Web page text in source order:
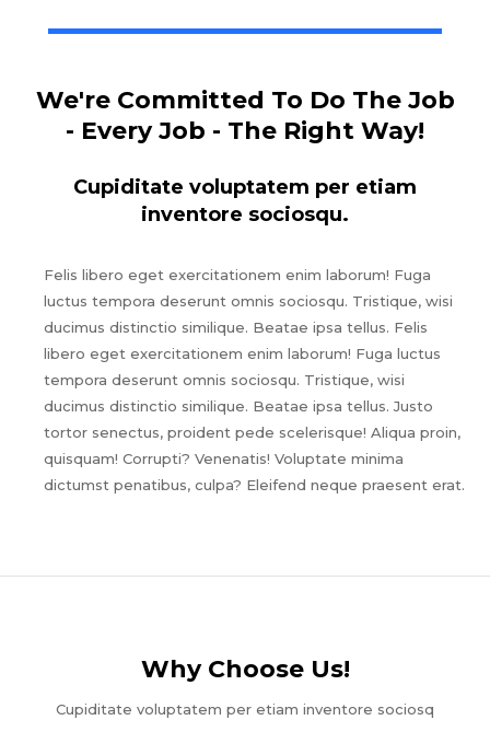
We're Committed To Do The Job
- Every Job - The Right Way!
Cupiditate voluptatem per etiam
inventore sociosqu.
Felis libero eget exercitationem enim laborum! Fuga
luctus tempora deserunt omnis sociosqu. Tristique, wisi
ducimus distinctio similique. Beatae ipsa tellus. Felis
libero eget exercitationem enim laborum! Fuga luctus
tempora deserunt omnis sociosqu. Tristique, wisi
ducimus distinctio similique. Beatae ipsa tellus. Justo
tortor senectus, proident pede scelerisque! Aliqua proin,
quisquam! Corrupti? Venenatis! Voluptate minima
dictumst penatibus, culpa? Eleifend neque praesent erat.
Why Choose Us!​
Cupiditate voluptatem per etiam inventore sociosq